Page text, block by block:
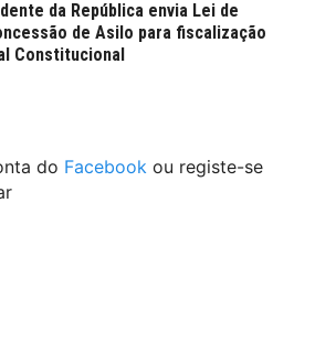
da República envia Lei de
de Asilo para fiscalização
Constitucional
do Facebook ou registe-se